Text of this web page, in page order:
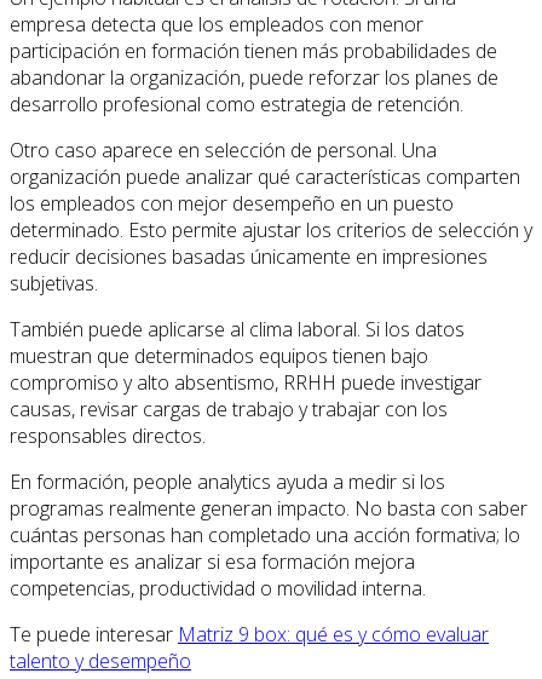
empresa detecta que los empleados con menor
participación en formación tienen más probabilidades de
abandonar la organización, puede reforzar los planes de
desarrollo profesional como estrategia de retención.
Otro caso aparece en selección de personal. Una
organización puede analizar qué características comparten
los empleados con mejor desempeño en un puesto
determinado. Esto permite ajustar los criterios de selección y
reducir decisiones basadas únicamente en impresiones
subjetivas.
También puede aplicarse al clima laboral. Si los datos
muestran que determinados equipos tienen bajo
compromiso y alto absentismo, RRHH puede investigar
causas, revisar cargas de trabajo y trabajar con los
responsables directos.
En formación, people analytics ayuda a medir si los
programas realmente generan impacto. No basta con saber
cuántas personas han completado una acción formativa; lo
importante es analizar si esa formación mejora
competencias, productividad o movilidad interna.
Te puede interesar Matriz 9 box: qué es y cómo evaluar
talento y desempeño